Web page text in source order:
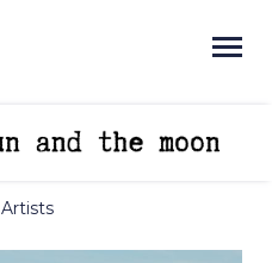
Next